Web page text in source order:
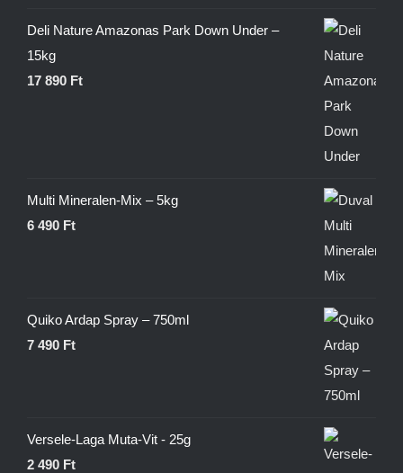
Deli Nature Amazonas Park Down Under –
15kg
17 890 Ft
Multi Mineralen-Mix – 5kg
6 490 Ft
Quiko Ardap Spray – 750ml
7 490 Ft
Versele-Laga Muta-Vit - 25g
2 490 Ft